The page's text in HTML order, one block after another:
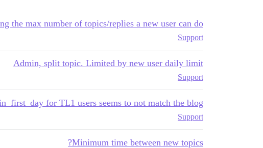
the max number of topics/replies a new user can do
Support
Admin, split topic. Limited by new user daily limit
Support
for TL1 users seems to not match the blog
Support
Minimum time between new topics?